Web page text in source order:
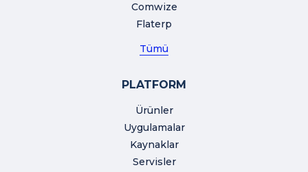
Comwize
Flaterp
Tümü
PLATFORM
Ürünler
Uygulamalar
Kaynaklar
Servisler